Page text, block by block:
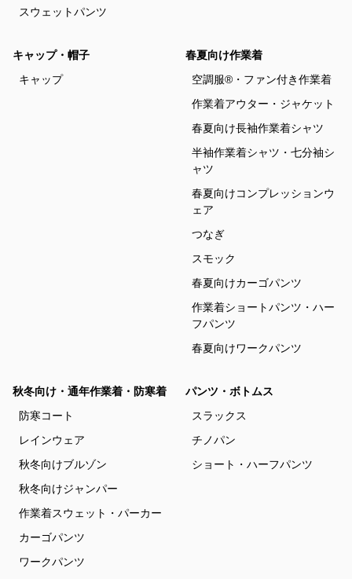
スウェットパンツ
キャップ・帽子
キャップ
春夏向け作業着
空調服®・ファン付き作業着
作業着アウター・ジャケット
春夏向け長袖作業着シャツ
半袖作業着シャツ・七分袖シ
ャツ
春夏向けコンプレッションウ
ェア
つなぎ
スモック
春夏向けカーゴパンツ
作業着ショートパンツ・ハー
フパンツ
春夏向けワークパンツ
秋冬向け・通年作業着・防寒着
防寒コート
レインウェア
秋冬向けブルゾン
秋冬向けジャンパー
作業着スウェット・パーカー
カーゴパンツ
ワークパンツ
パンツ・ボトムス
スラックス
チノパン
ショート・ハーフパンツ